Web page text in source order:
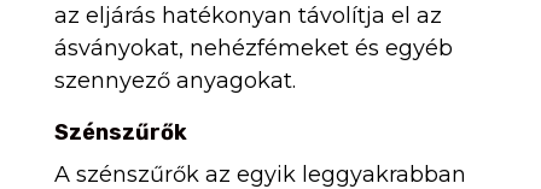
az eljárás hatékonyan távolítja el az
ásványokat, nehézfémeket és egyéb
szennyező anyagokat.
Szénszűrők
A szénszűrők az egyik leggyakrabban